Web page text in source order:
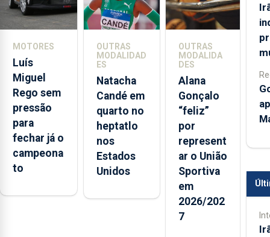
MOTORES
Luís
Miguel
Rego sem
pressão
para
fechar já o
campeona
to
OUTRAS
MODALIDAD
ES
Natacha
Candé em
quarto no
heptatlo
nos
Estados
Unidos
OUTRAS
MODALIDA
DES
Alana
Gonçalo
“feliz”
por
represent
ar o União
Sportiva
em
2026/202
7